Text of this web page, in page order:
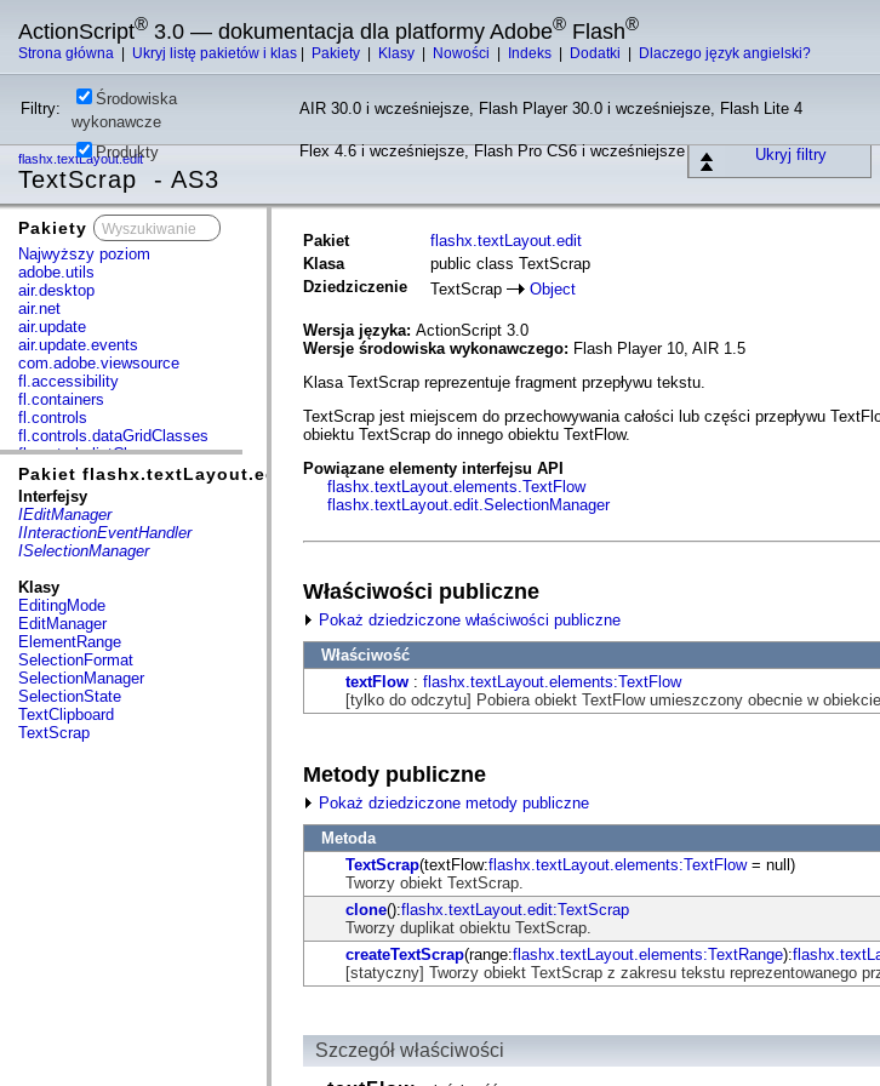
ActionScript® 3.0 — dokumentacja dla platformy Adobe® Flash®
Strona główna Ukryj listę pakietów i klas Pakiety Klasy Nowości Indeks Dodatki Dlaczego język angielski?
Filtry:
Środowiska
wykonawcze
AIR 30.0 i wcześniejsze, Flash Player 30.0 i wcześniejsze, Flash Lite 4
Produkty Flex 4.6 i wcześniejsze, Flash Pro CS6 i wcześniejsze Ukryj filtry
flashx.textLayout.edit
TextScrap - AS3
Pakiety
Najwyższy poziom
adobe.utils
air.desktop
air.net
air.update
air.update.events
com.adobe.viewsource
fl.accessibility
fl.containers
fl.controls
fl.controls.dataGridClasses
fl.controls.listClasses
fl.controls.progressBarClasses
fl.core
fl.data
fl.display
fl.events
fl.lang
fl.livepreview
fl.managers
fl.motion
fl.motion.easing
fl.rsl
fl.text
fl.transitions
fl.transitions.easing
Pakiet flashx.textLayout.edit
Interfejsy
IEditManager
IInteractionEventHandler
ISelectionManager
Klasy
EditingMode
EditManager
ElementRange
SelectionFormat
SelectionManager
SelectionState
TextClipboard
TextScrap
Pakiet
flashx.textLayout.edit
Klasa
public class TextScrap
Dziedziczenie
TextScrap Object
Wersja języka: ActionScript 3.0
Wersje środowiska wykonawczego: Flash Player 10, AIR 1.5
Klasa TextScrap reprezentuje fragment przepływu tekstu.
TextScrap jest miejscem do przechowywania całości lub części przepływu
obiektu TextScrap do innego obiektu TextFlow.
Powiązane elementy interfejsu API
flashx.textLayout.elements.TextFlow
flashx.textLayout.edit.SelectionManager
Właściwości publiczne
Pokaż dziedziczone właściwości publiczne
Właściwość
textFlow : flashx.textLayout.elements:TextFlow
[tylko do odczytu] Pobiera obiekt TextFlow umieszczony obecnie w
Metody publiczne
Pokaż dziedziczone metody publiczne
Metoda
TextScrap(textFlow:flashx.textLayout.elements:TextFlow= null)
Tworzy obiekt TextScrap.
clone():flashx.textLayout.edit:TextScrap
Tworzy duplikat obiektu TextScrap.
createTextScrap(range:flashx.textLayout.elements:TextRange):
[statyczny] Tworzy obiekt TextScrap z zakresu tekstu reprezentowanego
Szczegół właściwości